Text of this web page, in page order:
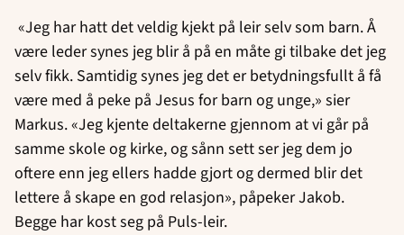
«Jeg har hatt det veldig kjekt på leir selv som barn. Å
være leder synes jeg blir å på en måte gi tilbake det jeg
selv fikk. Samtidig synes jeg det er betydningsfullt å få
være med å peke på Jesus for barn og unge,» sier
Markus. «Jeg kjente deltakerne gjennom at vi går på
samme skole og kirke, og sånn sett ser jeg dem jo
oftere enn jeg ellers hadde gjort og dermed blir det
lettere å skape en god relasjon», påpeker Jakob.
Begge har kost seg på Puls-leir.